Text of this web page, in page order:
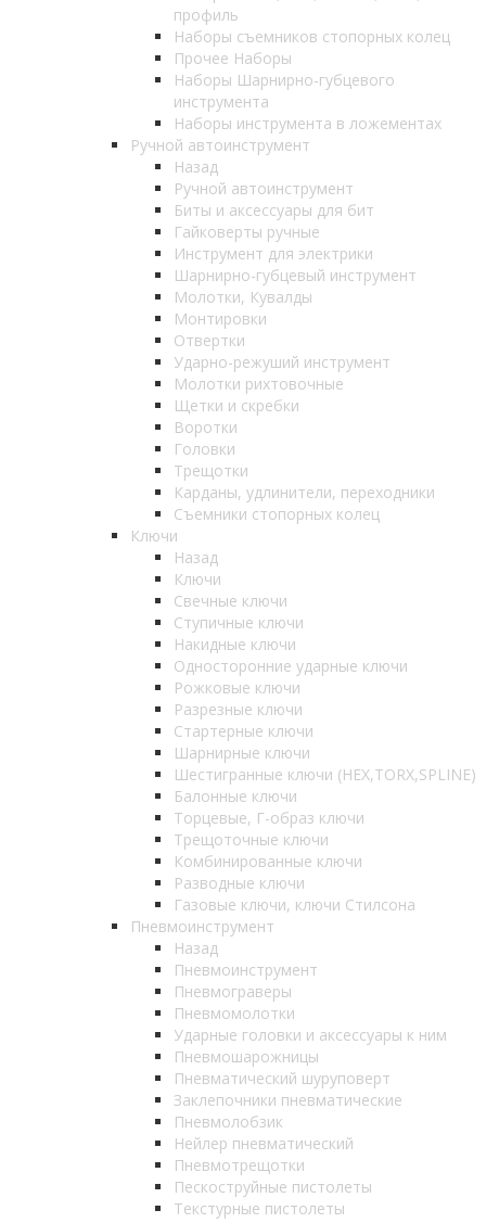
профиль
Наборы съемников стопорных колец
Прочее Наборы
Наборы Шарнирно-губцевого
инструмента
Наборы инструмента в ложементах
Ручной автоинструмент
Назад
Ручной автоинструмент
Биты и аксессуары для бит
Гайковерты ручные
Инструмент для электрики
Шарнирно-губцевый инструмент
Молотки, Кувалды
Монтировки
Отвертки
Ударно-режуший инструмент
Молотки рихтовочные
Щетки и скребки
Воротки
Головки
Трещотки
Карданы, удлинители, переходники
Съемники стопорных колец
Ключи
Назад
Ключи
Свечные ключи
Ступичные ключи
Накидные ключи
Односторонние ударные ключи
Рожковые ключи
Разрезные ключи
Стартерные ключи
Шарнирные ключи
Шестигранные ключи (HEX,TORX,SPLINE)
Балонные ключи
Торцевые, Г-образ ключи
Трещоточные ключи
Комбинированные ключи
Разводные ключи
Газовые ключи, ключи Стилсона
Пневмоинструмент
Назад
Пневмоинструмент
Пневмограверы
Пневмомолотки
Ударные головки и аксессуары к ним
Пневмошарожницы
Пневматический шуруповерт
Заклепочники пневматические
Пневмолобзик
Нейлер пневматический
Пневмотрещотки
Пескоструйные пистолеты
Текстурные пистолеты